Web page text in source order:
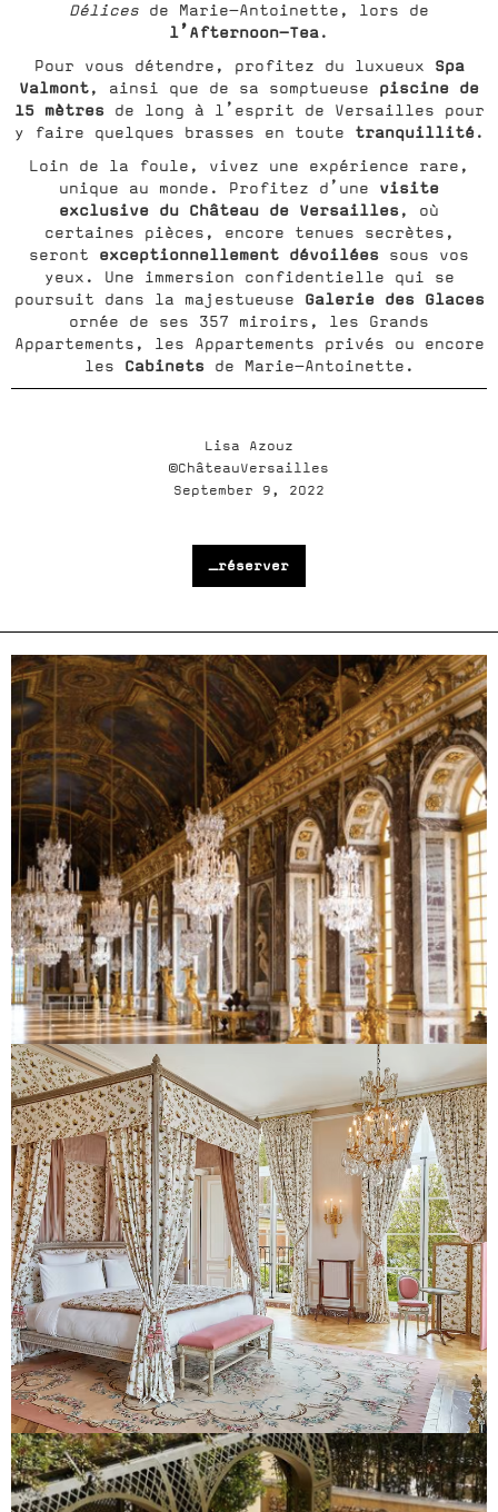
Délices de Marie-Antoinette, lors de
l’Afternoon-Tea.
Pour vous détendre, profitez du luxueux Spa
Valmont, ainsi que de sa somptueuse piscine de
15 mètres
de long à l’esprit de Versailles pour
y faire quelques brasses en toute tranquillité.
Loin de la foule, vivez une expérience rare,
unique au monde. Profitez d’une visite
exclusive du Château de Versailles, où
certaines pièces, encore tenues secrètes,
seront exceptionnellement dévoilées sous vos
yeux. Une immersion confidentielle qui se
poursuit dans la majestueuse Galerie des Glaces
ornée de ses 357 miroirs, les Grands
Appartements, les Appartements privés ou encore
les Cabinetsde Marie-Antoinette.
Lisa Azouz
©ChâteauVersailles
September 9, 2022
_réserver